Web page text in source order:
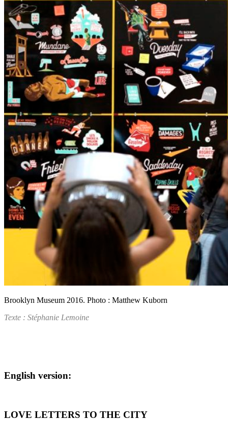
Brooklyn Museum 2016. Photo : Matthew Kuborn
Texte : Stéphanie Lemoine
English version:
LOVE LETTERS TO THE CITY